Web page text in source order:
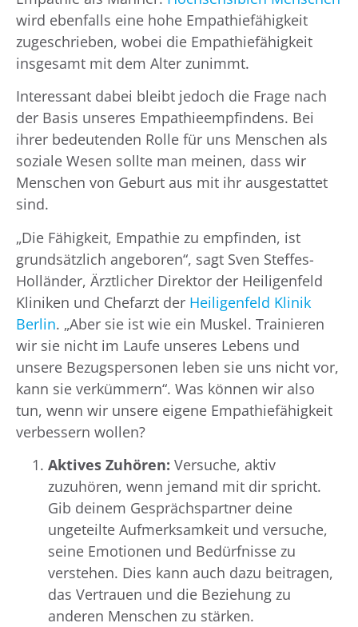
wird ebenfalls eine hohe Empathiefähigkeit
zugeschrieben, wobei die Empathiefähigkeit
insgesamt mit dem Alter zunimmt.
Interessant dabei bleibt jedoch die Frage nach
der Basis unseres Empathieempfindens. Bei
ihrer bedeutenden Rolle für uns Menschen als
soziale Wesen sollte man meinen, dass wir
Menschen von Geburt aus mit ihr ausgestattet
sind.
„Die Fähigkeit, Empathie zu empfinden, ist
grundsätzlich angeboren“, sagt Sven Steffes-
Holländer, Ärztlicher Direktor der Heiligenfeld
Kliniken und Chefarzt der Heiligenfeld Klinik
Berlin. „Aber sie ist wie ein Muskel. Trainieren
wir sie nicht im Laufe unseres Lebens und
unsere Bezugspersonen leben sie uns nicht vor,
kann sie verkümmern“. Was können wir also
tun, wenn wir unsere eigene Empathiefähigkeit
verbessern wollen?
Aktives Zuhören: Versuche, aktiv
zuzuhören, wenn jemand mit dir spricht.
Gib deinem Gesprächspartner deine
ungeteilte Aufmerksamkeit und versuche,
seine Emotionen und Bedürfnisse zu
verstehen. Dies kann auch dazu beitragen,
das Vertrauen und die Beziehung zu
anderen Menschen zu stärken.